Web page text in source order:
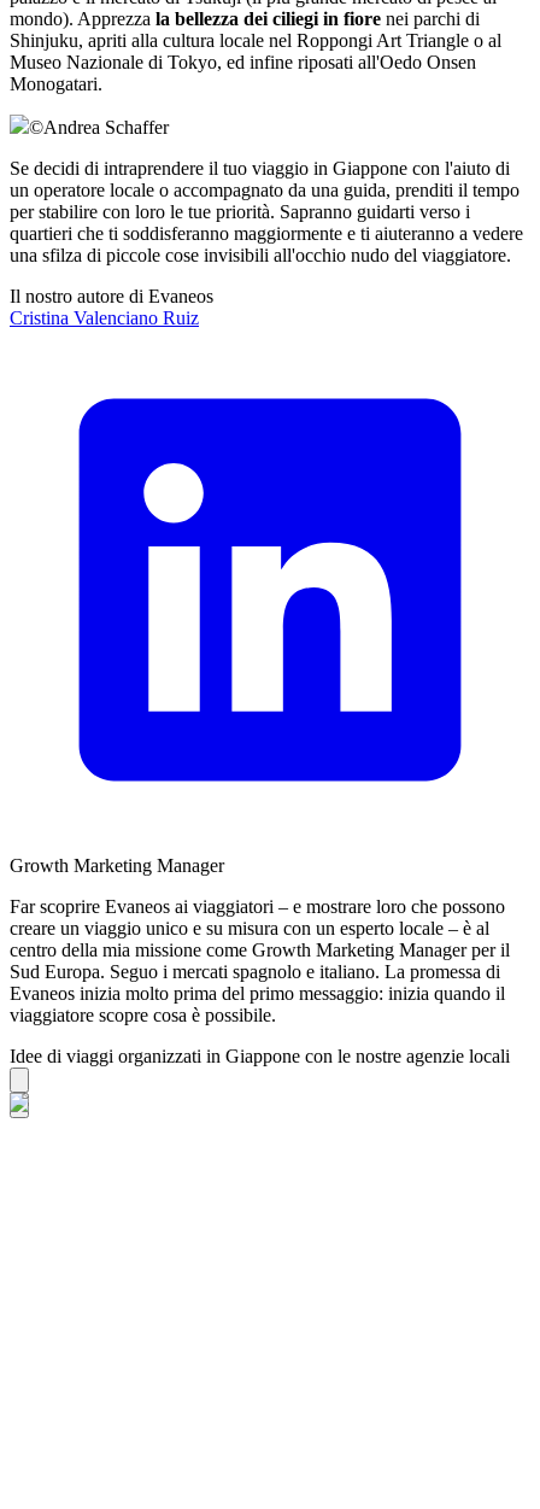
mondo). Apprezza la bellezza dei ciliegi in fiore nei parchi di
Shinjuku, apriti alla cultura locale nel Roppongi Art Triangle o al
Museo Nazionale di Tokyo, ed infine riposati all'Oedo Onsen
Monogatari.
©Andrea Schaffer
Se decidi di intraprendere il tuo viaggio in Giappone con l'aiuto di
un operatore locale o accompagnato da una guida, prenditi il tempo
per stabilire con loro le tue priorità. Sapranno guidarti verso i
quartieri che ti soddisferanno maggiormente e ti aiuteranno a vedere
una sfilza di piccole cose invisibili all'occhio nudo del viaggiatore.
Il nostro autore di Evaneos
Cristina Valenciano Ruiz
Growth Marketing Manager
Far scoprire Evaneos ai viaggiatori – e mostrare loro che possono
creare un viaggio unico e su misura con un esperto locale – è al
centro della mia missione come Growth Marketing Manager per il
Sud Europa. Seguo i mercati spagnolo e italiano. La promessa di
Evaneos inizia molto prima del primo messaggio: inizia quando il
viaggiatore scopre cosa è possibile.
Idee di viaggi organizzati in Giappone con le nostre agenzie locali